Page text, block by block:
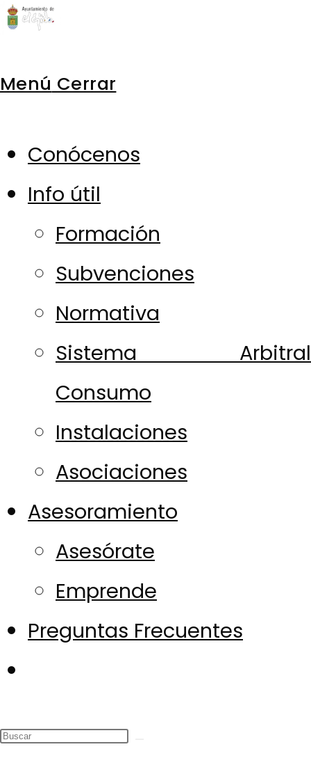
Ir
contenido
Menú Cerrar
Conócenos
Info útil
Formación
Subvenciones
Normativa
Sistema Arbitral
Consumo
Instalaciones
Asociaciones
Asesoramiento
Asesórate
Emprende
Preguntas Frecuentes
de